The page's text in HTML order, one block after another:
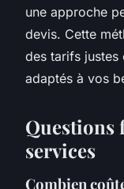
une approche
devis. Cette
des tarifs justes
adaptés à vos
Questions
services
Combien